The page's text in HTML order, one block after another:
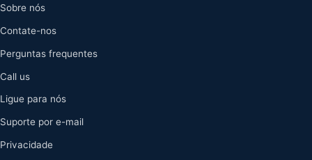
Sobre nós
Contate-nos
Perguntas frequentes
Call us
Ligue para nós
Suporte por e-mail
Privacidade